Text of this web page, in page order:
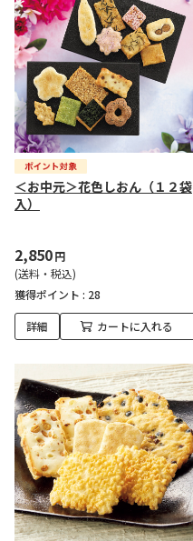
＜お中元＞花色しおん（１２袋
入）
2,850円
(送料・税込)
獲得ポイント : 28
詳細 カートに入れる